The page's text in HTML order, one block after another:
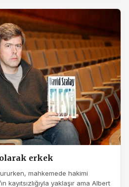
erkek
mahkemede hakimi
kayıtsızlığıyla yaklaşır ama Albert